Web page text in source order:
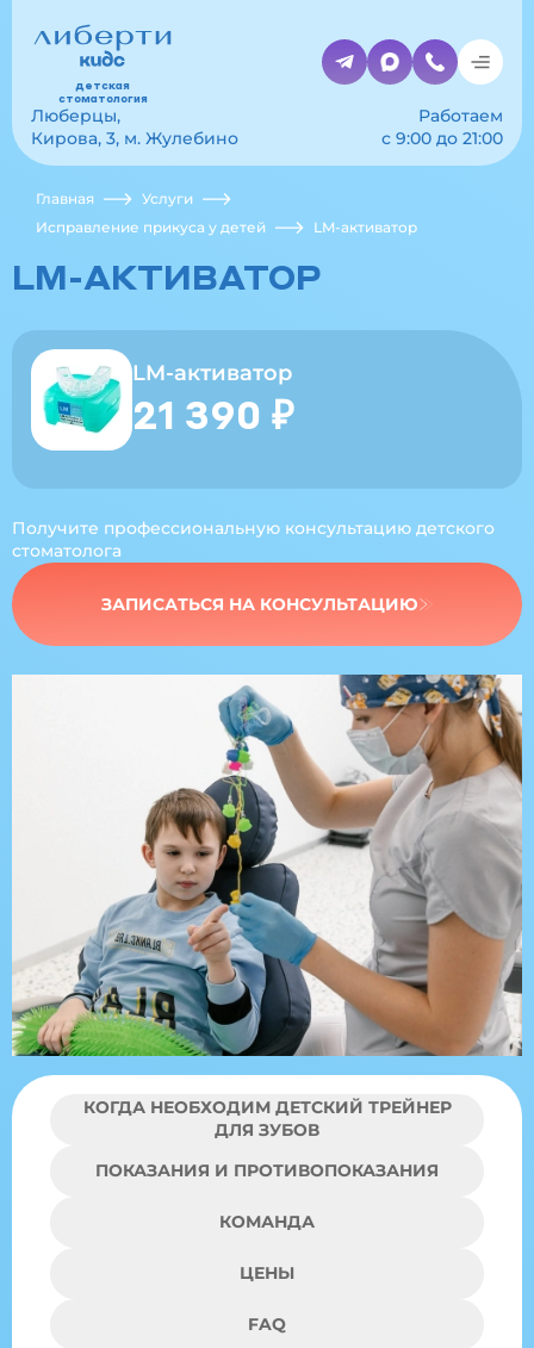
детская
стоматология
Люберцы,
Кирова, 3, м. Жулебино
Работаем
с 9:00 до 21:00
Главная
Услуги
Исправление прикуса у детей
LM-активатор
LM-АКТИВАТОР
LM-активатор
21 390 ₽
ЗАПИСАТЬСЯ НА КОНСУЛЬТАЦИЮ
Получите профессиональную консультацию детского
стоматолога
КОГДА НЕОБХОДИМ ДЕТСКИЙ ТРЕЙНЕР
ДЛЯ ЗУБОВ
ПОКАЗАНИЯ И ПРОТИВОПОКАЗАНИЯ
КОМАНДА
ЦЕНЫ
FAQ